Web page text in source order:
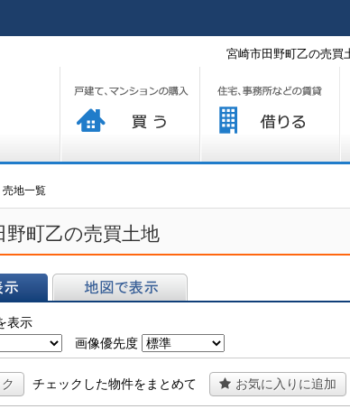
宮崎市田野町乙の売買
売地一覧
野町乙の売買土地
表示
画像優先度
チェックした物件をまとめて お気に入りに追加